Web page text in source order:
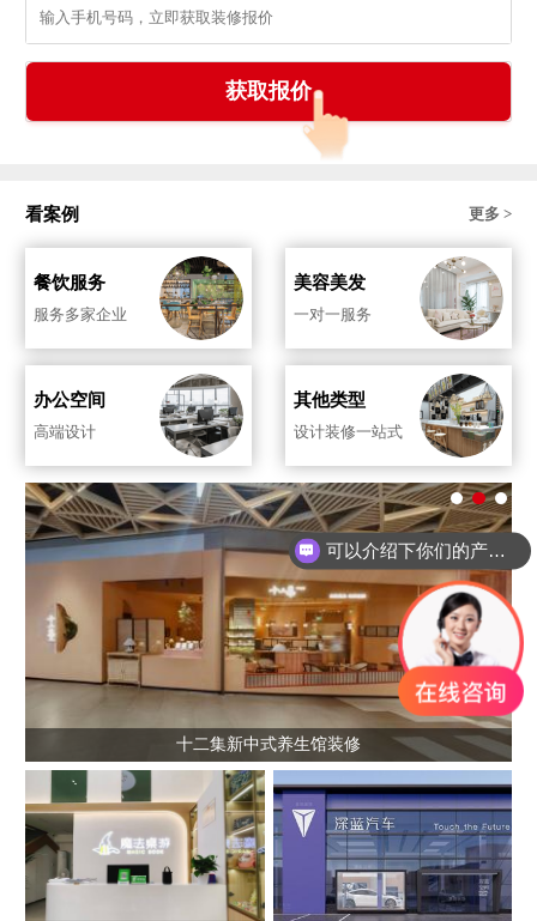
看案例 更多 >
餐饮服务
服务多家企业
美容美发
一对一服务
办公空间
高端设计
其他类型
设计装修一站式
十二集新中式养生馆装修
可以介绍下你们的产品么？